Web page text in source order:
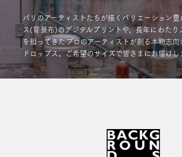
パリのアーティストたちが描くバリエーション
ス(背景布)のデジタルプリントや、長年にわたり
を担ってきたプロのアーティストが創る本物志
ドロップス。ご希望のサイズで皆さまにお届けし